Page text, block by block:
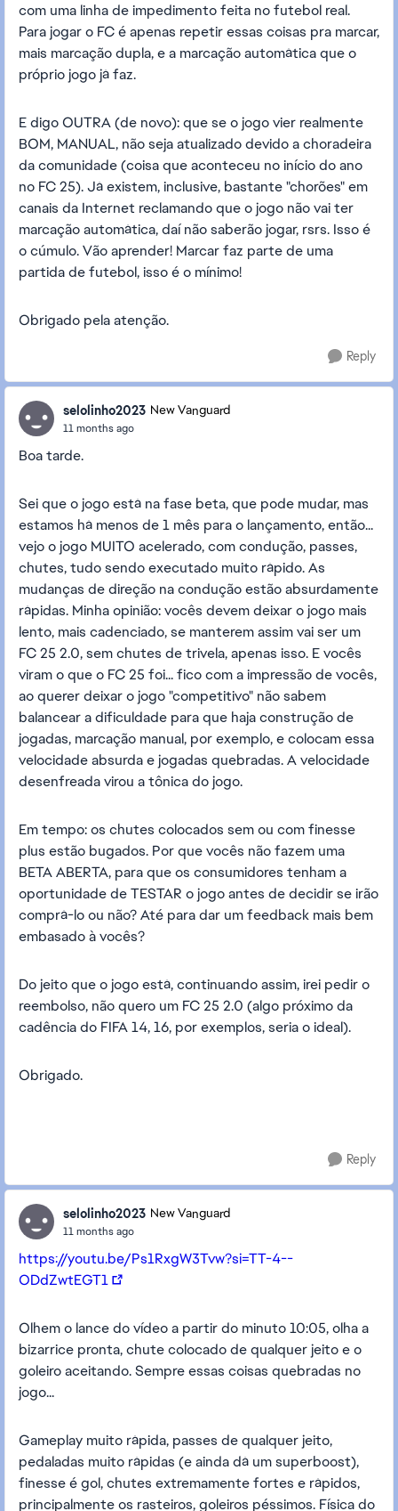
com uma linha de impedimento feita no futebol real.
Para jogar o FC é apenas repetir essas coisas pra marcar,
mais marcação dupla, e a marcação automática que o
próprio jogo já faz.
E digo OUTRA (de novo): que se o jogo vier realmente
BOM, MANUAL, não seja atualizado devido a choradeira
da comunidade (coisa que aconteceu no início do ano
no FC 25). Já existem, inclusive, bastante "chorões" em
canais da Internet reclamando que o jogo não vai ter
marcação automática, daí não saberão jogar, rsrs. Isso é
o cúmulo. Vão aprender! Marcar faz parte de uma
partida de futebol, isso é o mínimo!
Obrigado pela atenção.
Reply
selolinho2023 New Vanguard
11 months ago
Boa tarde.
Sei que o jogo está na fase beta, que pode mudar, mas
estamos há menos de 1 mês para o lançamento, então...
vejo o jogo MUITO acelerado, com condução, passes,
chutes, tudo sendo executado muito rápido. As
mudanças de direção na condução estão absurdamente
rápidas. Minha opinião: vocês devem deixar o jogo mais
lento, mais cadenciado, se manterem assim vai ser um
FC 25 2.0, sem chutes de trivela, apenas isso. E vocês
viram o que o FC 25 foi... fico com a impressão de vocês,
ao querer deixar o jogo "competitivo" não sabem
balancear a dificuldade para que haja construção de
jogadas, marcação manual, por exemplo, e colocam essa
velocidade absurda e jogadas quebradas. A velocidade
desenfreada virou a tônica do jogo.
Em tempo: os chutes colocados sem ou com finesse
plus estão bugados. Por que vocês não fazem uma
BETA ABERTA, para que os consumidores tenham a
oportunidade de TESTAR o jogo antes de decidir se irão
comprá-lo ou não? Até para dar um feedback mais bem
embasado à vocês?
Do jeito que o jogo está, continuando assim, irei pedir o
reembolso, não quero um FC 25 2.0 (algo próximo da
cadência do FIFA 14, 16, por exemplos, seria o ideal).
Obrigado.
Reply
selolinho2023 New Vanguard
11 months ago
https://youtu.be/Ps1RxgW3Tvw?si=TT-4--
ODdZwtEGT1
Olhem o lance do vídeo a partir do minuto 10:05, olha a
bizarrice pronta, chute colocado de qualquer jeito e o
goleiro aceitando. Sempre essas coisas quebradas no
jogo...
Gameplay muito rápida, passes de qualquer jeito,
pedaladas muito rápidas (e ainda dá um superboost),
finesse é gol, chutes extremamente fortes e rápidos,
principalmente os rasteiros, goleiros péssimos. Física do